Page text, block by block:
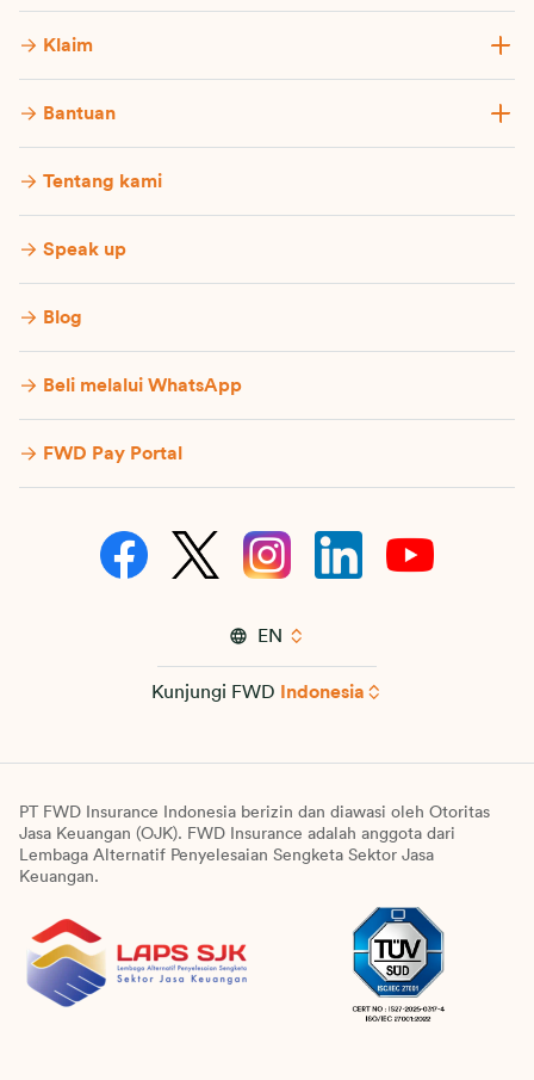
Klaim
Bantuan
Tentang kami
Speak up
Blog
Beli melalui WhatsApp
FWD Pay Portal
EN
Kunjungi FWD Indonesia
PT FWD Insurance Indonesia berizin dan diawasi oleh Otoritas
Jasa Keuangan (OJK). FWD Insurance adalah anggota dari
Lembaga Alternatif Penyelesaian Sengketa Sektor Jasa
Keuangan.